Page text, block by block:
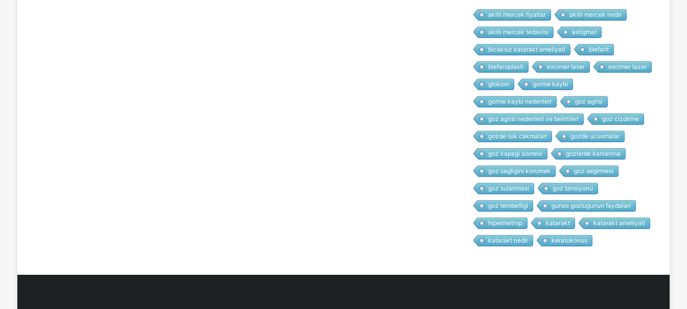
akilli mercek fiyatlar akilli mercek nedir
akilli mercek tedavisi astigmat
bicaksiz katarakt ameliyati blefarit
blefaroplasti excimer laser excimer lazer
glokom gorme kaybi
gorme kaybi nedenleri goz agrisi
goz agrisi nedenleri ve belirtileri goz cizdirme
gozde isik cakmalari gozde ucusmalar
goz kapagi sismesi gozlerde kanlanma
goz sagligini korumak goz segirmesi
goz sulanmasi goz tansiyonu
goz tembelligi gunes gozlugunun faydalari
hipermetrop katarakt katarakt ameliyati
katarakt nedir keratokonus